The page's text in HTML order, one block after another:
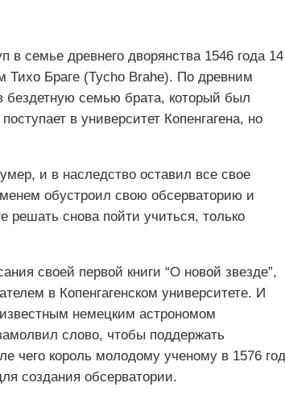
в семье древнего дворянства 1546 года 14
Тихо Браге (Tycho Brahe). По древним
бездетную семью брата, который был
в университет Копенгагена, но
и в наследство оставил все свое
обустроил свою обсерваторию и
решать снова пойти учиться, только
своей первой книги “О новой звезде”,
в Копенгагенском университете. И
немецким астрономом
слово, чтобы поддержать
чего король молодому ученому в 1576
создания обсерватории.